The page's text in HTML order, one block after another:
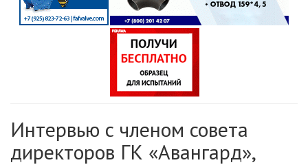
Интервью с членом совета
директоров ГК «Авангард»,